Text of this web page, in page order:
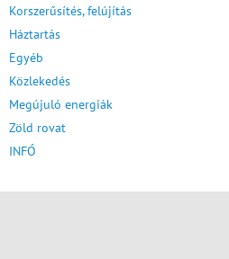
Korszerűsítés, felújítás
Háztartás
Egyéb
Közlekedés
Megújuló energiák
Zöld rovat
INFÓ